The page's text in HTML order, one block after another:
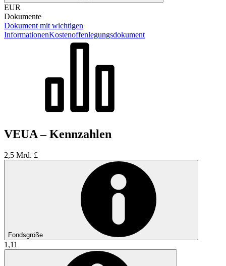
EUR
Dokumente
Dokument mit wichtigen
InformationenKostenoffenlegungsdokument
VEUA – Kennzahlen
2,5 Mrd. £
Fondsgröße
1,11